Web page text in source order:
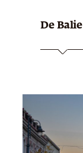
De Balie